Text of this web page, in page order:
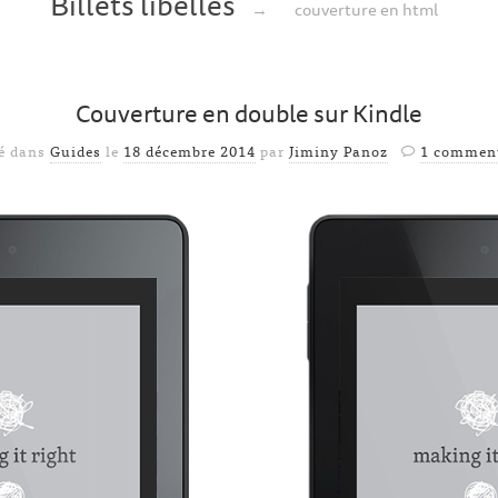
→ couverture en html
Couverture en double sur Kindle
dansGuides le 18 décembre 2014 parJiminy Panoz 1